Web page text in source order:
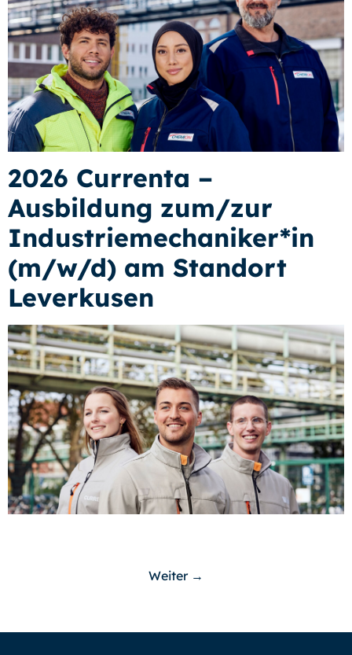
2026 Currenta –
Ausbildung zum/zur
Industriemechaniker*in
(m/w/d) am Standort
Leverkusen
Weiter →